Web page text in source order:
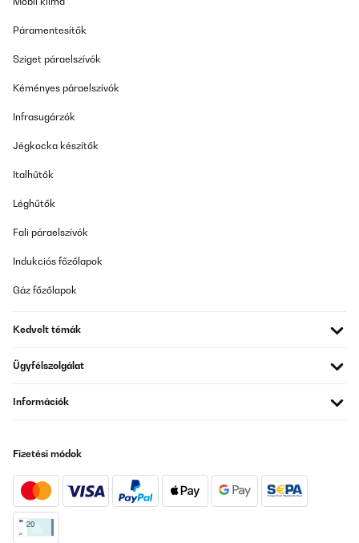
Amazon user
meiner kleinen Bar und bin echt positiv überrascht.Er läuft fast
Utensilien schnell wieder sauber zu bekommen, ohne dass ich
war unkompliziert und das Gerät läuft sehr leise, was in einer Bar
natürlich super ist. Die Spülergebnisse sind top – Gläser kommen
muss.Ich schätze besonders die verschiedenen Programme, je
Leistung auf kleinem Raum – perfekt für Bars, Büros oder kleine
Amazon-Benutzer
19/08/2025
Limpieza perfectamente
Páramentesítők
Sziget páraelszívók
Kéményes páraelszívók
Infrasugárzók
Jégkocka készítők
Italhűtők
Léghűtők
Fali páraelszívók
Indukciós főzőlapok
Gáz főzőlapok
Kedvelt témák
Ügyfélszolgálat
Információk
Fizetési módok